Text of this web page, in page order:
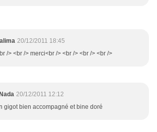
20/12/2011 18:45
/> <br /> merci<br /> <br /> <br /> <br />
20/12/2011 12:12
gigot bien accompagné et bine doré